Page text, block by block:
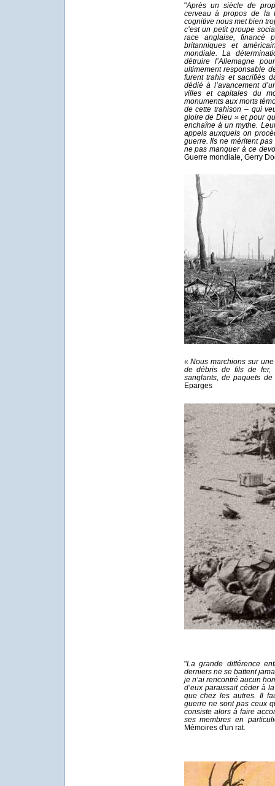
"Après un siècle de
cerveau à propos de la
cognitive nous met bien
c’est un petit groupe
race anglaise, financé
britanniques et
mondiale. La
détruire l’Allemagne
ultimement responsable
furent trahis et sacrifiés
dédié à l’avancement
villes et capitales du
monuments aux morts
de cette trahison – qui
gloire de Dieu » et pour
enchaîne à un mythe.
appels auxquels on
guerre. Ils ne méritent
ne pas manquer à ce
Guerre mondiale, Gerry
«Nous marchions sur
de débris de fils de fer,
sanglants, de paquets
Eparges
"La grande différence
derniers ne se battent
je n’ai rencontré aucun
d’eux paraissait céder à
que chez les autres. Il
guerre ne sont pas ceux
consiste alors à faire
ses membres en
Mémoires d'un rat.